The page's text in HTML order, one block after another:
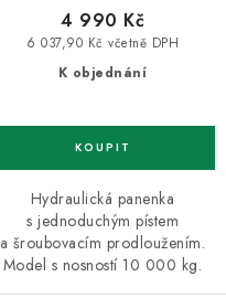
K objednání
6 037,90 Kč včetně DPH
4 990 Kč
Hydraulická panenka
s jednoduchým pístem
a šroubovacím prodloužením.
Model s nosností 10 000 kg.